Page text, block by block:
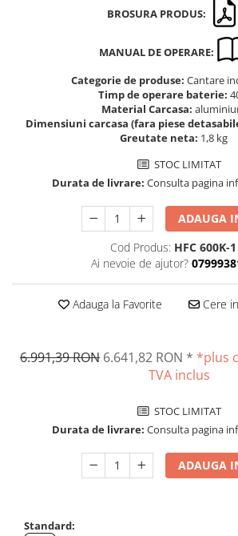
Masurarea intensitatii sunetului
Standuri testare forta
Standuri testare manuala
Standuri testare motorizata
Convertor Analog-Digital
Piese pentru compresiune
Piulite zimtate si hexagonale
Placa de montaj
Placi etalon
Adaptoare
Adaptor camera microscop
Carcase si genti
BROSURA PRODUS:
MANUAL DE OPERARE:
Categorie de produse: Cantare
Timp de operare baterie:
Material Carcasa:
Dimensiuni carcasa (fara piese
Greutate neta: 1,8 kg
STOC LIMITAT
Durata de livrare: Consulta pagina
ADAUGA
Cod Produs: HFC 600K-1
Ai nevoie de ajutor?
Adauga la Favorite Cere
6.991,39 RON 6.641,82 RON * *plus
TVA inclus
STOC LIMITAT
Durata de livrare: Consulta pagina
ADAUGA
Standard: